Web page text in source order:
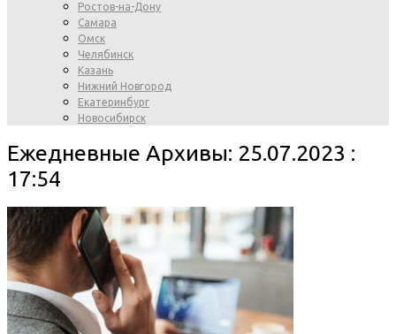
Ростов-на-Дону
Самара
Омск
Челябинск
Казань
Нижний Новгород
Екатеринбург
Новосибирск
Ежедневные Архивы: 25.07.2023 :
17:54